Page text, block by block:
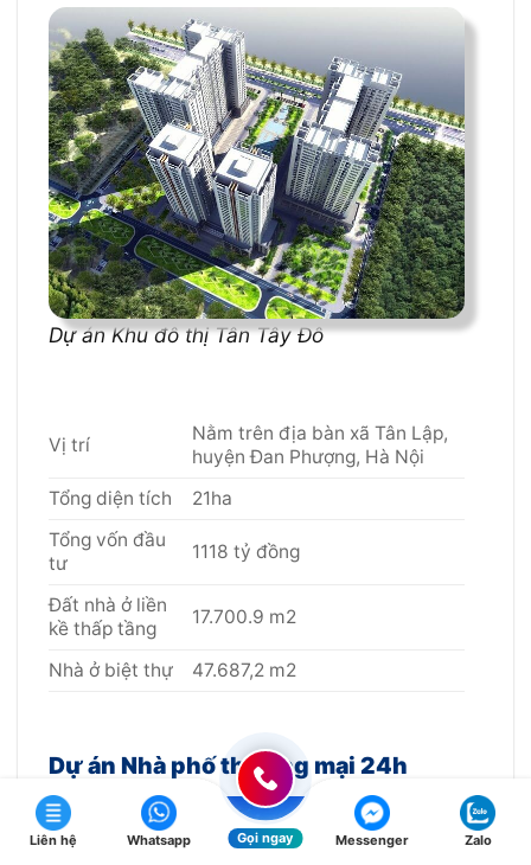
Dự án Khu đô thị Tân Tây Đô
Vị trí
Nằm trên địa bàn xã Tân Lập,
huyện Đan Phượng, Hà Nội
Tổng diện tích
21ha
Tổng vốn đầu
tư
1118 tỷ đồng
Đất nhà ở liền
kề thấp tầng
17.700.9 m2
Nhà ở biệt thự 47.687,2 m2
Dự án Nhà phố thương mại 24h
Liên hệ Whatsapp Gọi ngay Messenger Zalo